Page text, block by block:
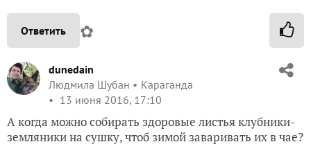
Ответить ✿
dunedain
Людмила Шубан
Караганда
13 июня 2016, 17:10
А когда можно собирать здоровые листья клубники-
земляники на сушку, чтоб зимой заваривать их в чае?